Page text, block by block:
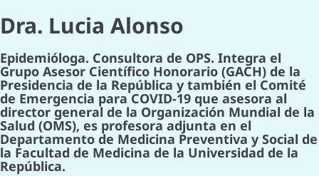
Dra. Lucia Alonso
Epidemióloga. Consultora de OPS. Integra el
Grupo Asesor Científico Honorario (GACH) de la
Presidencia de la República y también el Comité
de Emergencia para COVID-19 que asesora al
director general de la Organización Mundial de la
Salud (OMS), es profesora adjunta en el
Departamento de Medicina Preventiva y Social de
la Facultad de Medicina de la Universidad de la
República.